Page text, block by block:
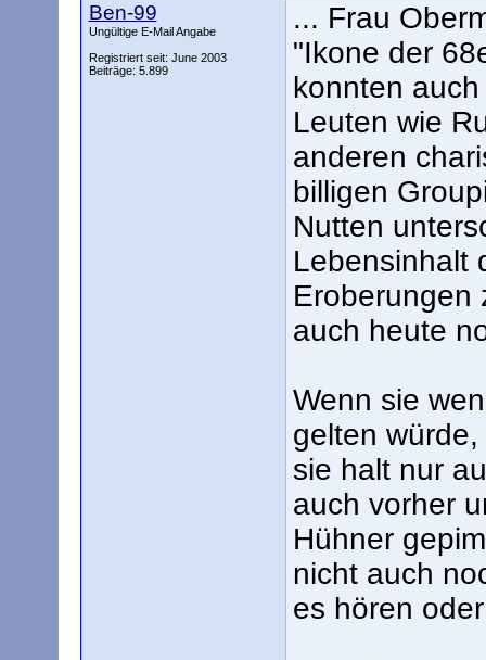
Ben-99
Ungültige E-Mail Angabe
Registriert seit: June 2003
Beiträge: 5.899
... Frau
"Ikone der
konnten
Leuten wie
anderen
billigen
Nutten
Lebensinhalt
Eroberungen
auch heute
Wenn sie
gelten
sie halt nur
auch vorher
Hühner
nicht auch
es hören